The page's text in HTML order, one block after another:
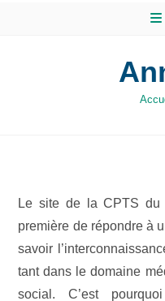
Le site de la CPTS du
première de répondre à
savoir
tant dans le domaine
social. C’est